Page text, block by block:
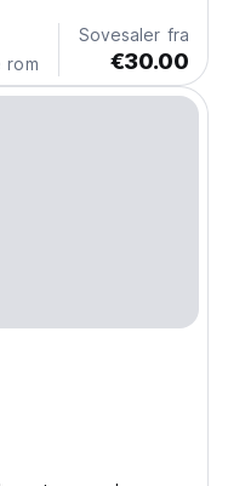
rom
Sovesaler fra
€30.00